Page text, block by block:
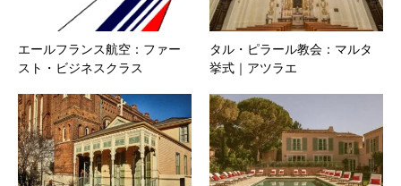
をご請求致します。
＊ご旅行の内容によりそれ以前にご請求する場合
もございます。
ご出発約1週間前に最終旅程表と航空券、ホテル予
約確認書、必要書類等を送付させていただきま
す。
エールフランス航空：ファー
スト・ビジネスクラス
タル・ピラール教会：マルタ
挙式｜アツラエ